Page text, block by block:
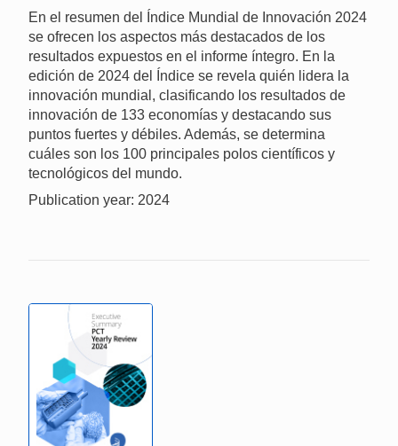
En el resumen del Índice Mundial de Innovación 2024
se ofrecen los aspectos más destacados de los
resultados expuestos en el informe íntegro. En la
edición de 2024 del Índice se revela quién lidera la
innovación mundial, clasificando los resultados de
innovación de 133 economías y destacando sus
puntos fuertes y débiles. Además, se determina
cuáles son los 100 principales polos científicos y
tecnológicos del mundo.
Publication year: 2024